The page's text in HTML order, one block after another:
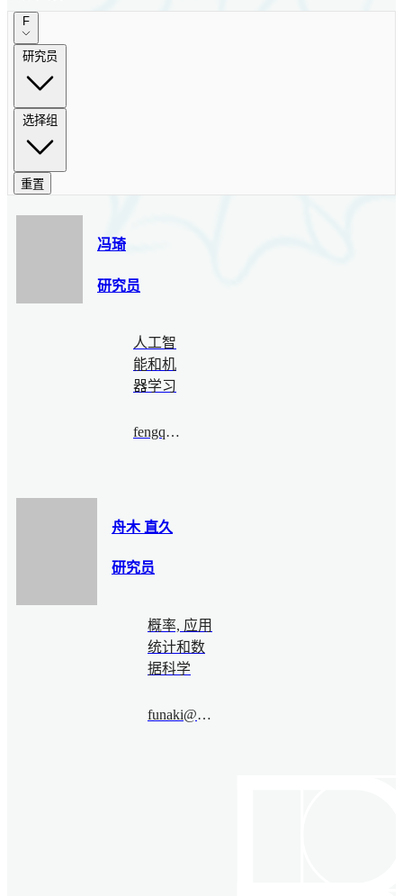
F
研究员
选择组
重置
冯琦
研究员
人工智
能和机
器学习
fengqi@bimsa.cn
舟木 直久
研究员
概率, 应用
统计和数
据科学
funaki@bimsa.cn